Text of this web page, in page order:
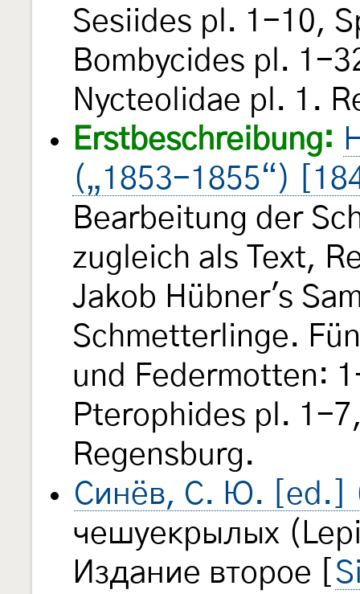
Sesiides pl. 1-10,
Bombycides pl. 1-
Nycteolidae pl. 1.
Erstbeschreibung:
(„1853-1855“)
Bearbeitung der
zugleich als Text,
Jakob Hübner's
Schmetterlinge.
und Federmotten:
Pterophides pl. 1-
Regensburg.
Синёв, С. Ю. [ed.]
чешуекрылых
Издание второе [